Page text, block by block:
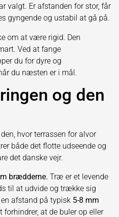
valgt. Er afstanden for stor, får
gyngende og ustabil at gå på.
om at være rigid. Den
Ved at fange
du for dyre og
du næsten er i mål.
og den
hvor terrassen for alvor
både det flotte udseende og
det danske vejr.
brædderne. Træ er et levende
til at udvide og trække sig
afstand på typisk 5-8 mm
at de buler op eller